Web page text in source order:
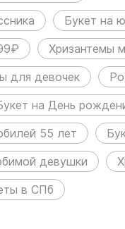
Букет на
Хризантемы
для девочек
на День
55 лет
девушки
в СПб